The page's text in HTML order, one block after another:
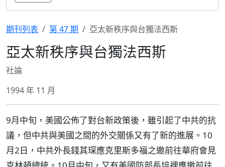
期刊列表 第 47 期 亞太新秩序與台獨法西斯
亞太新秩序與台獨法西斯
社論
1994 年 11 月
9月中旬，美國公佈了對台新政策後，雖引起了中共的抗
議，但中共與美國之間的外交關係又有了新的進展。10
月2日，中共外長錢其琛應克里斯多福之邀前往華府會見